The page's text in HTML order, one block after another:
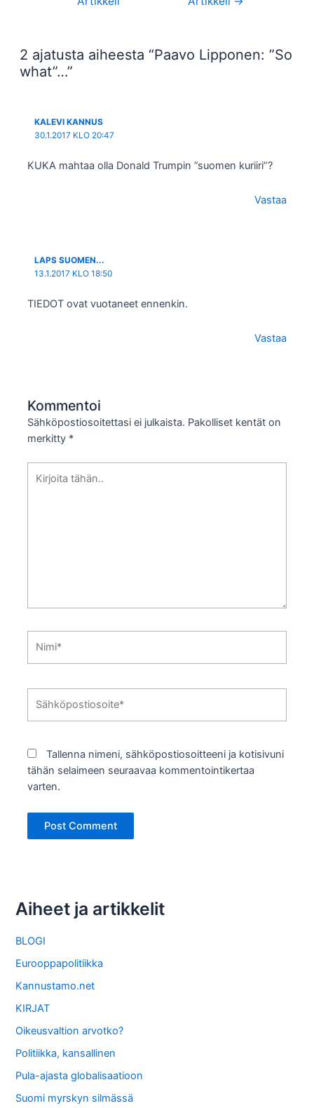
2 ajatusta aiheesta “Paavo Lipponen: ”So
what”…”
KALEVI KANNUS
30.1.2017 KLO 20:47
KUKA mahtaa olla Donald Trumpin ”suomen kuriiri”?
Vastaa
LAPS SUOMEN...
13.1.2017 KLO 18:50
TIEDOT ovat vuotaneet ennenkin.
Vastaa
Kommentoi
Sähköpostiosoitettasi ei julkaista. Pakolliset kentät on
merkitty *
tähän..
Tallenna nimeni, sähköpostiosoitteeni ja kotisivuni
tähän selaimeen seuraavaa kommentointikertaa
varten.
Aiheet ja artikkelit
BLOGI
Eurooppapolitiikka
Kannustamo.net
KIRJAT
Oikeusvaltion arvotko?
Politiikka, kansallinen
Pula-ajasta globalisaatioon
Suomi myrskyn silmässä